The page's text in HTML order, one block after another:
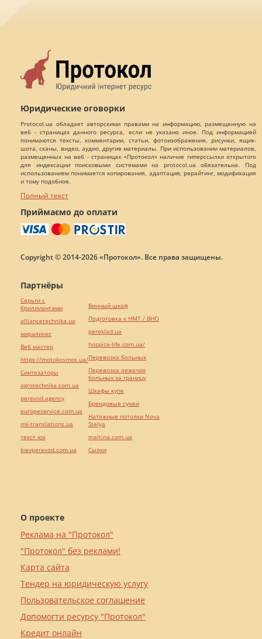
Юридические оговорки
Protocol.ua обладает авторскими правами на информацию, размещенную на
веб - страницах данного ресурса, если не указано иное. Под информацией
понимаются тексты, комментарии, статьи, фотоизображения, рисунки, ящик-
шота, сканы, видео, аудио, другие материалы. При использовании материалов,
размещенных на веб - страницах «Протокол» наличие гиперссылки открытого
для индексации поисковыми системами на protocol.ua обязательна. Под
использованием понимается копирования, адаптация, рерайтинг, модификация
и тому подобное.
Полный текст
Приймаємо до оплати
Copyright © 2014-2026 «Протокол». Все права защищены.
О проекте
Реклама на "Протокол"
"Протокол" без реклами!
Карта сайта
Тендер на юридическую услугу
Пользовательское соглашение
Допомогти ресурсу "Протокол"
Кредит онлайн
Партнёры
Серьги с
бриллиантами
alliancetechnika.ua
миралинкс
Веб мастер
https://motokosmos.ua/
Синтезаторы
agrotechnika.com.ua
perevod.agency
europeservice.com.ua
mk-translations.ua
текст юа
kievperevod.com.ua
Винный шкаф
Подготовка к НМТ / ВНО
pereklad.ua
hospice-life.com.ua/
Перевозка больных
Перевозка лежачих
больных за границу
Шкафы купе
Брендовые сумки
Натяжные потолки Nova
Stelya
maltina.com.ua
Cылки